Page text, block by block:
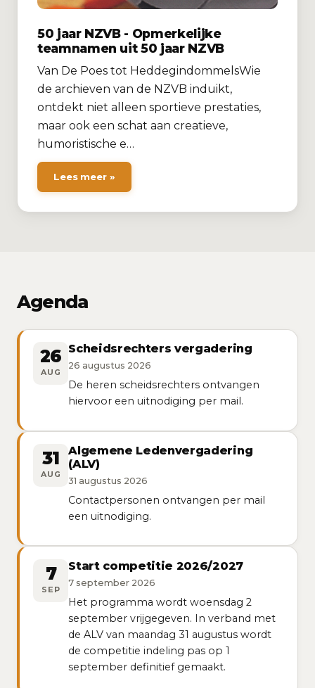
50 jaar NZVB - Opmerkelijke
teamnamen uit 50 jaar NZVB
Van De Poes tot HeddegindommelsWie
de archieven van de NZVB induikt,
ontdekt niet alleen sportieve prestaties,
maar ook een schat aan creatieve,
humoristische e…
Lees meer »
Agenda
26
AUG
Scheidsrechters vergadering
26 augustus 2026
De heren scheidsrechters ontvangen
hiervoor een uitnodiging per mail.
31
AUG
Algemene Ledenvergadering
(ALV)
31 augustus 2026
Contactpersonen ontvangen per mail
een uitnodiging.
7
SEP
Start competitie 2026/2027
7 september 2026
Het programma wordt woensdag 2
september vrijgegeven. In verband met
de ALV van maandag 31 augustus wordt
de competitie indeling pas op 1
september definitief gemaakt.